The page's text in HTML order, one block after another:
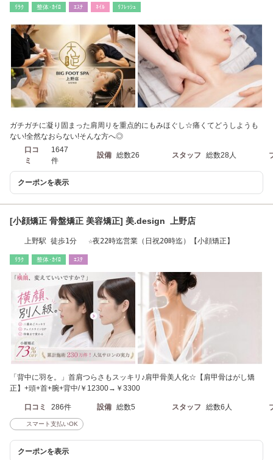
ﾘﾗｸ 整体･ｶｲﾛ ｴｽﾃ ﾈｲﾙ ﾘﾌﾚｯｼｭ
ガチガチに凝り固まった肩周りを重点的にもみほぐし☆痛くてどうしようも
ない!全然なおらない!そんな方へ◎
口コ
ミ
1647
件
設備 総数26 スタッフ 総数28人
クーポンを表示
[小顔矯正 骨盤矯正 美容矯正] 美.design 上野店
上野駅 徒歩1分 ☆夜22時迄営業（日祝20時迄）【小顔矯正】
ﾘﾗｸ 整体･ｶｲﾛ ｴｽﾃ
「背中に羽を。」首肩つらさもスッキリ♪肩甲骨美人化☆【肩甲骨はがし矯
正】+頭+首+腕+背中/￥12300→￥3300
口コミ 286件 設備 総数5 スタッフ 総数6人
スマート支払いOK
クーポンを表示